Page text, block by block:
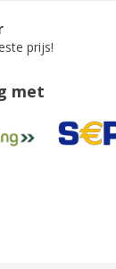
prijs!
met